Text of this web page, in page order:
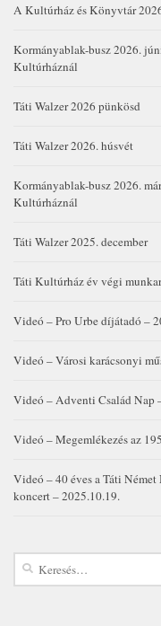
A Kultúrház és Könyvtár
Kormányablak-busz 2026.
Kultúrháznál
Táti Walzer 2026 pünkösd
Táti Walzer 2026. húsvét
Kormányablak-busz 2026.
Kultúrháznál
Táti Walzer 2025. december
Táti Kultúrház év végi
Videó – Pro Urbe díjátadó –
Videó – Városi karácsonyi
Videó – Adventi Család Nap
Videó – Megemlékezés az
Videó – 40 éves a Táti
koncert – 2025.10.19.
Keresés: